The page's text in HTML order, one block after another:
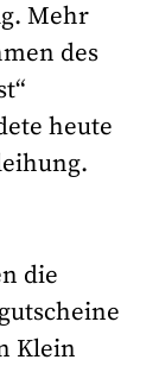
Mehr
des
heute
die
Klein